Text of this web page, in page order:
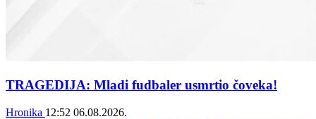
TRAGEDIJA: Mladi fudbaler usmrtio čoveka!
Hronika 12:52 06.08.2026.